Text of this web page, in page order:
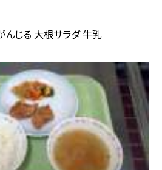
んじる 大根サラダ 牛乳